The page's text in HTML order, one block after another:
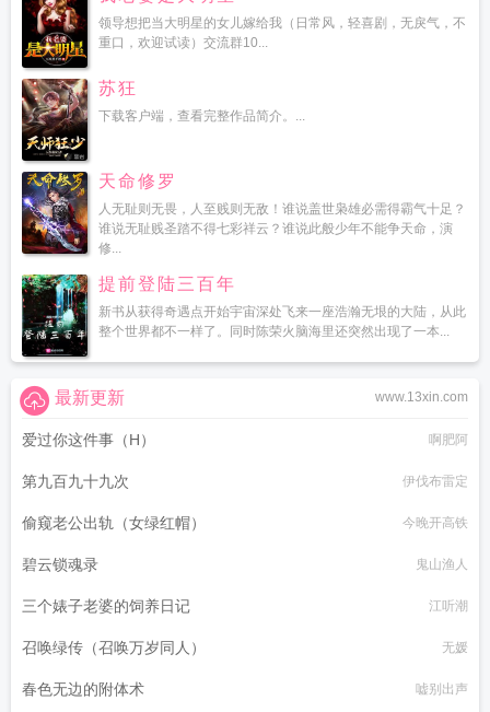
领导想把当大明星的女儿嫁给我（日常风，轻喜剧，无戾气，不
重口，欢迎试读）交流群10...
苏狂
下载客户端，查看完整作品简介。...
天命修罗
人无耻则无畏，人至贱则无敌！谁说盖世枭雄必需得霸气十足？
谁说无耻贱圣踏不得七彩祥云？谁说此般少年不能争天命，演
修...
提前登陆三百年
新书从获得奇遇点开始宇宙深处飞来一座浩瀚无垠的大陆，从此
整个世界都不一样了。同时陈荣火脑海里还突然出现了一本...
www.13xin.com
最新更新
爱过你这件事（H） 啊肥阿
第九百九十九次 伊伐布雷定
偷窥老公出轨（女绿红帽） 今晚开高铁
碧云锁魂录 鬼山渔人
三个婊子老婆的饲养日记 江听潮
召唤绿传（召唤万岁同人） 无媛
春色无边的附体术 嘘别出声